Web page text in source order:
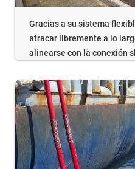
Gracias a su sistema
atracar libremente a lo
alinearse con la conexión